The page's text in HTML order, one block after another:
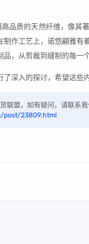
品质的天然纤维，像其
作工艺上，诺悠翩雅
，从剪裁到缝制的每一
深入的探讨，希望这些
联盟，如有疑问，请联系我
post/23809.html